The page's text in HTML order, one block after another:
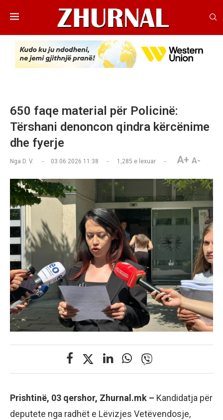
650 faqe material për Policinë:
Tërshani denoncon qindra kërcënime
dhe fyerje
Nga D. V. 03.06.2026 11:38 1,285 e lexuar A+ A-
Prishtinë, 03 qershor, Zhurnal.mk – Kandidatja për
deputete nga radhët e Lëvizjes Vetëvendosje,